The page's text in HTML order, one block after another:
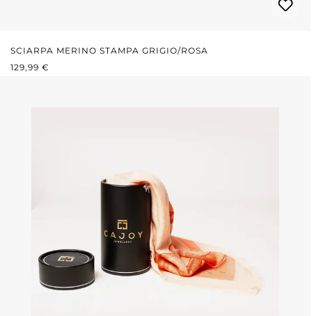
SCIARPA MERINO STAMPA GRIGIO/ROSA
PREZZO NORMALE:
129,99 €